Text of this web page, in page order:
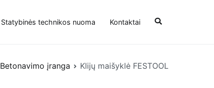
Statybinės technikos nuoma Kontaktai
Betonavimo įranga Klijų maišyklė FESTOOL